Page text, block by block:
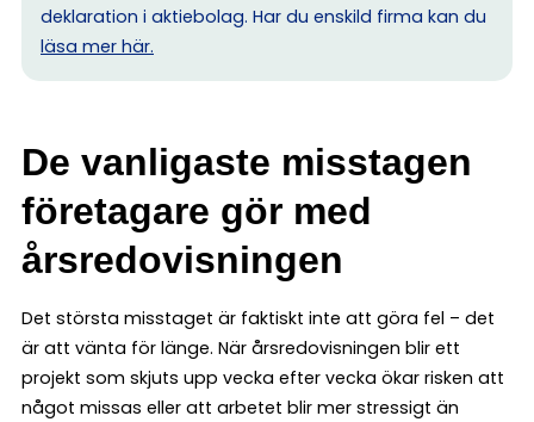
deklaration i aktiebolag. Har du enskild firma kan du
läsa mer här.
De vanligaste misstagen
företagare gör med
årsredovisningen
Det största misstaget är faktiskt inte att göra fel – det
är att vänta för länge. När årsredovisningen blir ett
projekt som skjuts upp vecka efter vecka ökar risken att
något missas eller att arbetet blir mer stressigt än